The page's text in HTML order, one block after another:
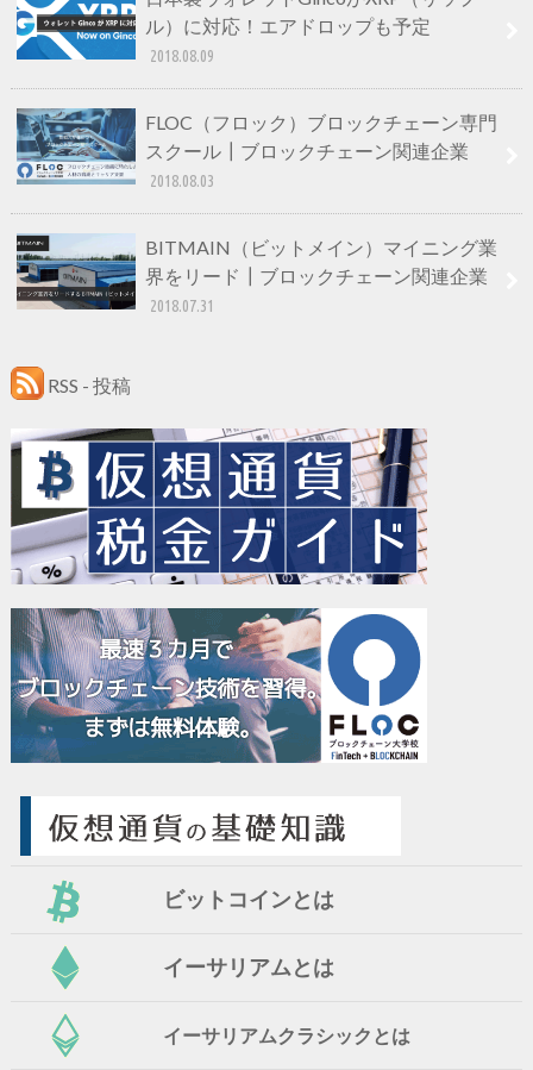
ル）に対応！エアドロップも予定
2018.08.09
FLOC（フロック）ブロックチェーン専門
スクール┃ブロックチェーン関連企業
2018.08.03
BITMAIN（ビットメイン）マイニング業
界をリード┃ブロックチェーン関連企業
2018.07.31
RSS - 投稿
ビットコインとは
イーサリアムとは
イーサリアムクラシックとは